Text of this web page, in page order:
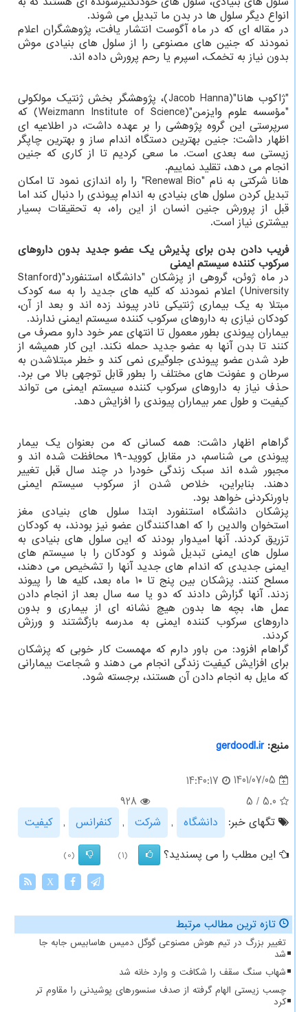
انواع دیگر سلول ها در بدن ما تبدیل می شوند.
در مقاله ای که در ماه آگوست انتشار یافت، پژوهشگران اعلام
نمودند که جنین های مصنوعی را از سلول های بنیادی موش
بدون نیاز به تخمک، اسپرم یا رحم پرورش داده اند.
"ژاکوب هانا"(Jacob Hanna)، پژوهشگر بخش ژنتیک مولکولی
"مؤسسه علوم وایزمن"(Weizmann Institute of Science) که
سرپرستی این گروه پژوهشی را بر عهده داشت، در اطلاعیه ای
اظهار داشت: جنین بهترین دستگاه اندام ساز و بهترین چاپگر
زیستی سه بعدی است. ما سعی کردیم تا از کاری که جنین
انجام می دهد، تقلید نماییم.
هانا شرکتی به نام "Renewal Bio" را راه اندازی نمود تا امکان
تبدیل کردن سلول های بنیادی به اندام پیوندی را دنبال کند اما
قبل از پرورش جنین انسان از این راه، به تحقیقات بسیار
بیشتری نیاز است.
فریب دادن بدن برای پذیرش یک عضو جدید بدون داروهای
سرکوب کننده سیستم ایمنی
در ماه ژوئن، گروهی از پزشکان "دانشگاه استنفورد"(Stanford
University) اعلام نمودند که کلیه های جدید را به سه کودک
مبتلا به یک بیماری ژنتیکی نادر پیوند زده اند و بعد از آن،
کودکان نیازی به داروهای سرکوب کننده سیستم ایمنی ندارند.
بیماران پیوندی بطور معمول تا انتهای عمر خود دارو مصرف می
کنند تا بدن آنها به عضو جدید حمله نکند. این کار همیشه از
طرد شدن عضو پیوندی جلوگیری نمی کند و خطر مبتلاشدن به
سرطان و عفونت های مختلف را بطور قابل توجهی بالا می برد.
حذف نیاز به داروهای سرکوب کننده سیستم ایمنی می تواند
کیفیت و طول عمر بیماران پیوندی را افزایش دهد.
گراهام اظهار داشت: همه کسانی که من بعنوان یک بیمار
پیوندی می شناسم، در مقابل کووید-۱۹ محافظت شده اند و
مجبور شده اند سبک زندگی خودرا در چند سال قبل تغییر
دهند. بنابراین، خلاص شدن از سرکوب سیستم ایمنی
باورنکردنی خواهد بود.
پزشکان دانشگاه استنفورد ابتدا سلول های بنیادی مغز
استخوان والدین را که اهداکنندگان عضو نیز بودند، به کودکان
تزریق کردند. آنها امیدوار بودند که این سلول های بنیادی به
سلول های ایمنی تبدیل شوند و کودکان را با سیستم های
ایمنی جدیدی که اندام های جدید آنها را تشخیص می دهند،
مسلح کنند. پزشکان بین پنج تا ۱۰ ماه بعد، کلیه ها را پیوند
زدند. آنها گزارش دادند که دو یا سه سال بعد از انجام دادن
عمل ها، بچه ها بدون هیچ نشانه ای از بیماری و بدون
داروهای سرکوب کننده ایمنی به مدرسه بازگشتند و ورزش
کردند.
گراهام افزود: من باور دارم که مهمست کار خوبی که پزشکان
برای افزایش کیفیت زندگی انجام می دهند و شجاعت بیمارانی
که مایل به انجام دادن آن هستند، برجسته شود.
منبع:gerdoodl.ir
1401/07/05
14:40:17
5.0
/
5
928
تگهای خبر:
دانشگاه , شركت , كنفرانس ,
كیفیت
این مطلب را می پسندید؟
(1)
(0)
X
تازه ترین مطالب مرتبط
تغییر بزرگ در تیم هوش مصنوعی گوگل دمیس هاسابیس جابه جا
شد
شهاب سنگ سقف را شکافت و وارد خانه شد
چسب زیستی الهام گرفته از صدف سنسورهای پوشیدنی را مقاوم تر
کرد